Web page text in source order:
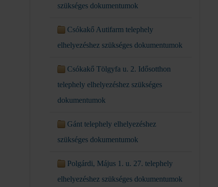
szükséges dokumentumok
Csókakő Autifarm telephely
elhelyezéshez szükséges dokumentumok
Csókakő Tölgyfa u. 2. Idősotthon
telephely elhelyezéshez szükséges
dokumentumok
Gánt telephely elhelyezéshez
szükséges dokumentumok
Polgárdi, Május 1. u. 27. telephely
elhelyezéshez szükséges dokumentumok